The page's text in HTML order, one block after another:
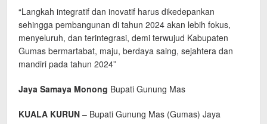
“Langkah integratif dan inovatif harus dikedepankan
sehingga pembangunan di tahun 2024 akan lebih fokus,
menyeluruh, dan terintegrasi, demi terwujud Kabupaten
Gumas bermartabat, maju, berdaya saing, sejahtera dan
mandiri pada tahun 2024”
Jaya Samaya Monong Bupati Gunung Mas
KUALA KURUN – Bupati Gunung Mas (Gumas) Jaya